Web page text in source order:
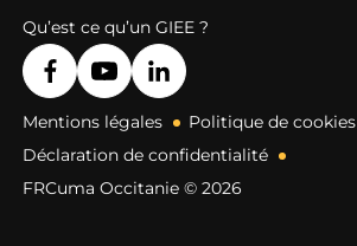
Qu’est ce qu’un GIEE ?
Mentions légales
Politique de cookies
Déclaration de confidentialité
FRCuma Occitanie © 2026